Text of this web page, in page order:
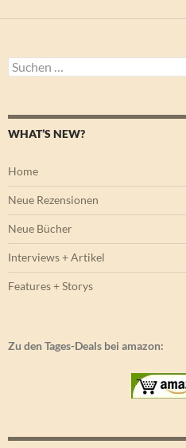
Suchen
nach:
WHAT’S NEW?
Home
Neue Rezensionen
Neue Bücher
Interviews + Artikel
Features + Storys
Zu den Tages-Deals bei amazon: